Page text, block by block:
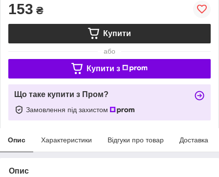
153 ₴
Купити
або
Купити з
Що таке купити з Пром?
Замовлення під захистом
Опис Характеристики Відгуки про товар Доставка
Опис